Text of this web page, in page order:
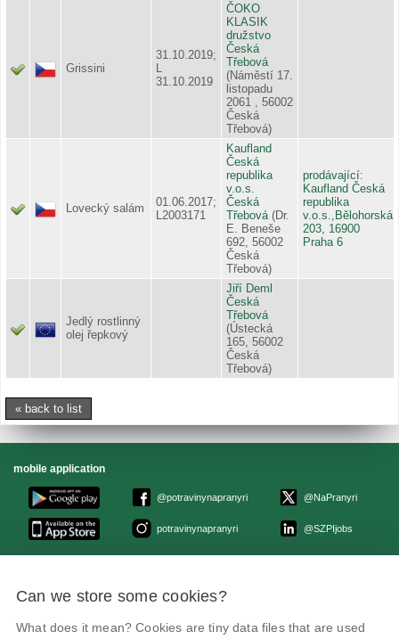
Grissini
31.10.2019;
31.10.2019
ČOKO
KLASIK
družstvo
Česká
Třebová
(Náměstí 17.
listopadu
2061 , 56002
Česká
Třebová)
Lovecký salám
01.06.2017;
L2003171
Kaufland
Česká
republika
v.o.s.
Česká
Třebová (Dr.
E. Beneše
692, 56002
Česká
Třebová)
prodávající:
Kaufland Česká
republika
v.o.s.,Bělohorská
203, 16900
Praha 6
Jedlý rostlinný
olej řepkový
Jiří Deml
Česká
Třebová
(Ústecká
165, 56002
Česká
Třebová)
« back to list
mobile application
@potravinynapranyri
potravinynapranyri
@NaPranyri
@SZPIjobs
Květná 15, 603 00 Brno,epodatelna
szpi.gov.cz
IČO: 75014149, DIČ: CZ75014149
Can we store some cookies?
What does it mean? Cookies are tiny data files that are used